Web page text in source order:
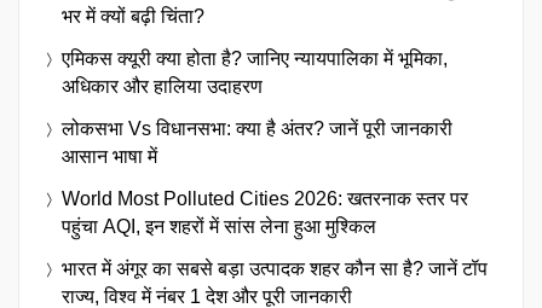
भर में क्यों बढ़ी चिंता?
एमिकस क्यूरी क्या होता है? जानिए न्यायपालिका में भूमिका,
अधिकार और हालिया उदाहरण
लोकसभा Vs विधानसभा: क्या है अंतर? जानें पूरी जानकारी
आसान भाषा में
World Most Polluted Cities 2026: खतरनाक स्तर पर
पहुंचा AQI, इन शहरों में सांस लेना हुआ मुश्किल
भारत में अंगूर का सबसे बड़ा उत्पादक शहर कौन सा है? जानें टॉप
राज्य, विश्व में नंबर 1 देश और पूरी जानकारी